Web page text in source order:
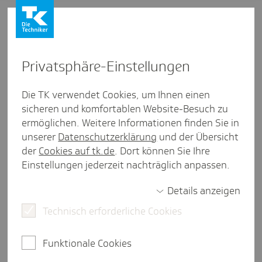
Arbeit­neh­mer­über­las­sung aus
dem Ausland: Was Sie wissen
müssen
Die grenzüberschreitende
Arbeitnehmerüberlassung - also das Entleihen von
2 Minuten Lesezeit
Firmenkunden TK-Service Ausland
Privat­sphäre-Einstel­lungen
Die TK verwendet Cookies, um Ihnen einen
sicheren und komfortablen Website-Besuch zu
ermöglichen. Weitere Informationen finden Sie in
unserer Datenschutzerklärung und der Übersicht
der Cookies auf tk.de. Dort können Sie Ihre
Einstellungen jederzeit nachträglich anpassen.
Details anzeigen
Technisch erforderliche Cookies
Funktionale Cookies